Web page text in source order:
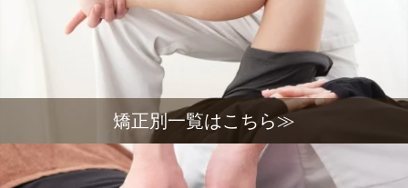
矯正別一覧はこちら≫